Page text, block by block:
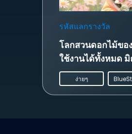
รหัสแลกรางวัล
โลกสวนดอกไม้ข
ใช้งานได้ทั้งหมด
ง่ายๆ